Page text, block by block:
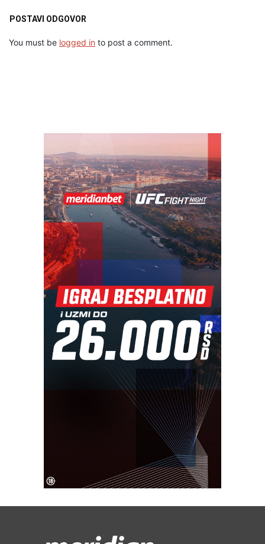
POSTAVI ODGOVOR
You must be logged in to post a comment.